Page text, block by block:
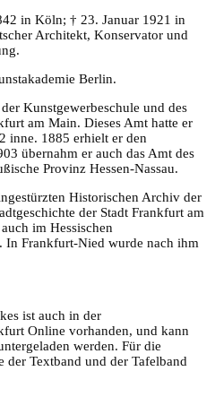
in Köln; † 23. Januar 1921 in
Architekt, Konservator und
Berlin.
Kunstgewerbeschule und des
am Main. Dieses Amt hatte er
inne. 1885 erhielt er den
übernahm er auch das Amt des
Provinz Hessen-Nassau.
Historischen Archiv der
der Stadt Frankfurt am
im Hessischen
In Frankfurt-Nied wurde nach ihm
ist auch in der
Online vorhanden, und kann
werden. Für die
der Textband und der Tafelband